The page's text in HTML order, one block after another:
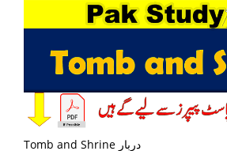
Tomb and Shrine دربار